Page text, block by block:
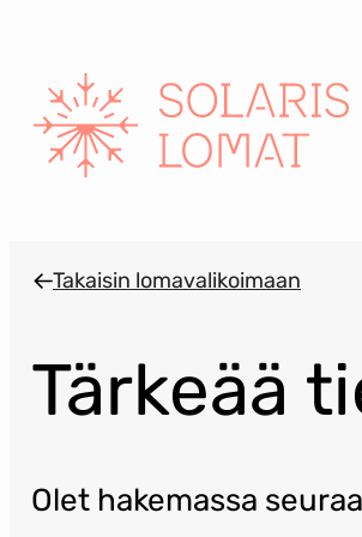
Takaisin lomavalikoimaan
Tärkeää
Olet hakemassa